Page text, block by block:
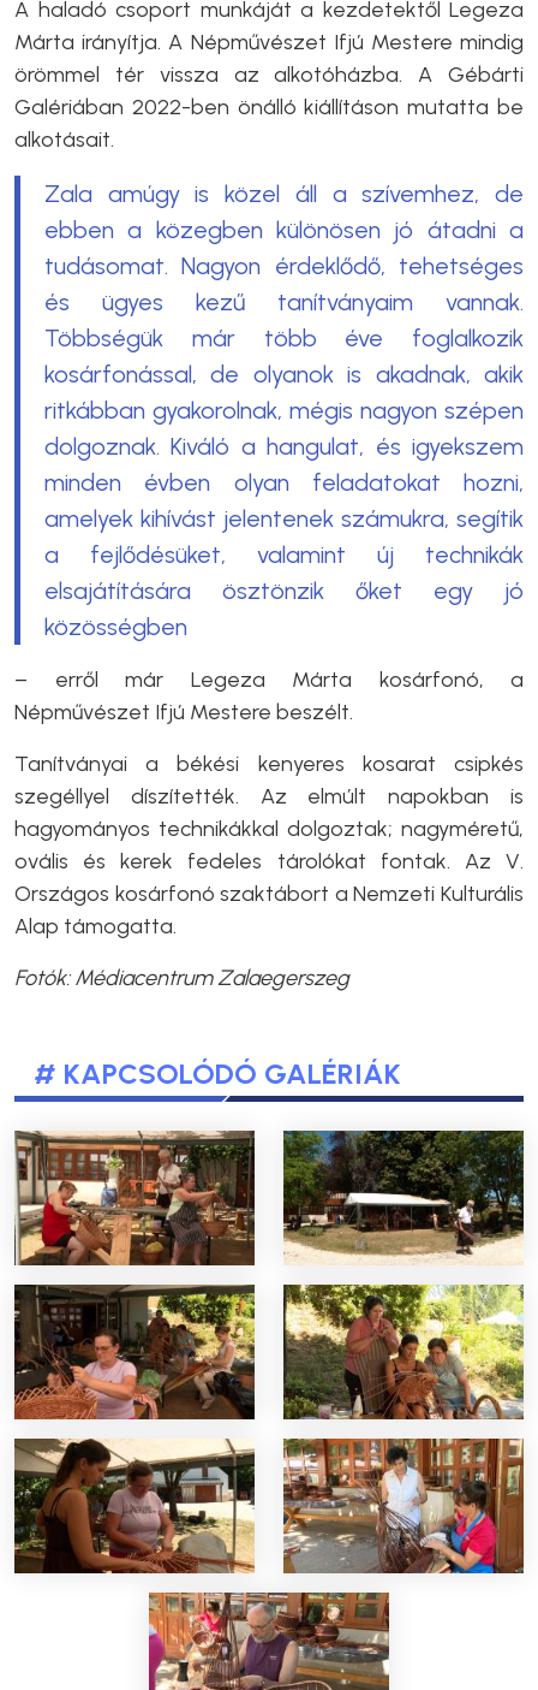
A haladó csoport munkáját a kezdetektől Legeza
Márta irányítja. A Népművészet Ifjú Mestere mindig
örömmel tér vissza az alkotóházba. A Gébárti
Galériában 2022-ben önálló kiállításon mutatta be
alkotásait.
Zala amúgy is közel áll a szívemhez, de
ebben a közegben különösen jó átadni a
tudásomat. Nagyon érdeklődő, tehetséges
és ügyes kezű tanítványaim vannak.
Többségük már több éve foglalkozik
kosárfonással, de olyanok is akadnak, akik
ritkábban gyakorolnak, mégis nagyon szépen
dolgoznak. Kiváló a hangulat, és igyekszem
minden évben olyan feladatokat hozni,
amelyek kihívást jelentenek számukra, segítik
a fejlődésüket, valamint új technikák
elsajátítására ösztönzik őket egy jó
közösségben
– erről már Legeza Márta kosárfonó, a
Népművészet Ifjú Mestere beszélt.
Tanítványai a
békési kenyeres kosarat csipkés
szegéllyel díszítették. Az elmúlt napokban is
hagyományos technikákkal dolgoztak; nagyméretű,
ovális és kerek fedeles tárolókat fontak. Az V.
Országos kosárfonó szaktábort a Nemzeti Kulturális
Alap támogatta.
Fotók: Médiacentrum Zalaegerszeg
# KAPCSOLÓDÓ GALÉRIÁK